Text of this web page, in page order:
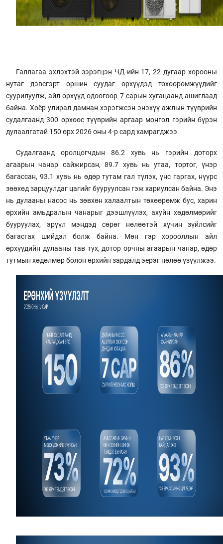
Галлагаа эхлэхтэй зэрэгцэн ЧД-ийн 17, 22 дугаар хорооны
нутаг дэвсгэрт оршин суудаг өрхүүдэд төхөөрөмжүүдийг
суурилуулж, айл өрхүүд одоогоор 7 сарын хугацаанд ашиглаад
байна. Хоёр улирал дамнан хэрэгжсэн энэхүү ажлын түүврийн
судалгаанд 300 өрхөөс түүврийн аргаар монгол гэрийн бүрэн
дулаалгатай 150 өрх 2026 оны 4-р сард хамрагджээ.
Судалгаанд оролцогчдын 86.2 хувь нь гэрийн доторх
агаарын чанар сайжирсан, 89.7 хувь нь утаа, тортог, үнэр
багассан, 93.1 хувь нь өдөр тутам гал түлэх, үнс гаргах, нүүрс
зөөхөд зарцуулдаг цагийг бууруулсан гэж хариулсан байна. Энэ
нь дулааны насос нь зөвхөн халаалтын төхөөрөмж бус, харин
өрхийн амьдралын чанарыг дээшлүүлэх, ахуйн хөдөлмөрийг
бууруулах, эрүүл мэндэд сөрөг нөлөөтэй хүчин зүйлсийг
багасгах шийдэл болж байна. Мөн гэр хорооллын айл
өрхүүдийн дулааны тав тух, дотор орчны агаарын чанар, өдөр
тутмын хөдөлмөр болон өрхийн зардалд эерэг нөлөө үзүүлжээ.